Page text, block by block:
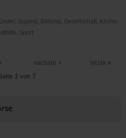
Jugend, Bildung, Gesellschaft, Kirche,
Sport
1 von 7
nächste letzte